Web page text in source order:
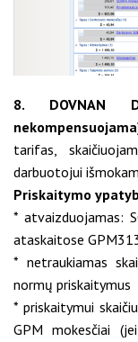
8. DOVNAN
tarifas,
darbuotojui
Priskaitymo
* atvaizduojamas:
ataskaitose
* netraukiamas
normų priskaitymus
* priskaitymui
GPM mokesčiai